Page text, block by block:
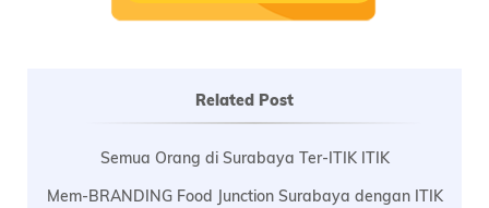
Related Post
Semua Orang di Surabaya Ter-ITIK ITIK
Mem-BRANDING Food Junction Surabaya dengan ITIK